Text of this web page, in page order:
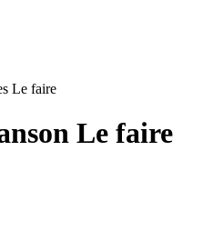
Le faire
Le faire